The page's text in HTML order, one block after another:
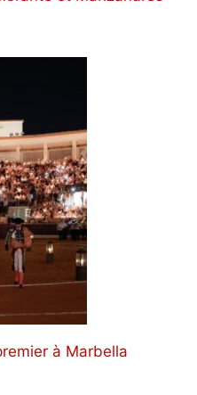
à Marbella